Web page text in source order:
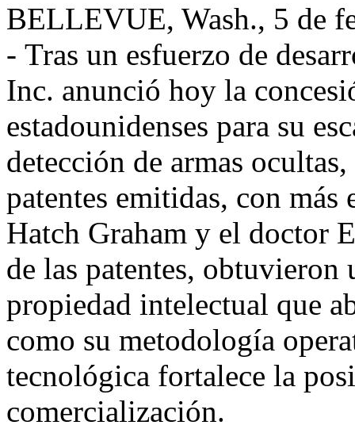
BELLEVUE, Wash., 5 de
- Tras un esfuerzo de
Inc. anunció hoy la
estadounidenses para su
detección de armas
patentes emitidas, con
Hatch Graham y el doctor
de las patentes,
propiedad intelectual que
como su metodología
tecnológica fortalece la
comercialización.